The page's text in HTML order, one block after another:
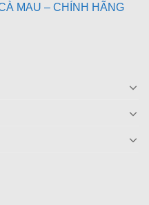
MAU – CHÍNH HÃNG